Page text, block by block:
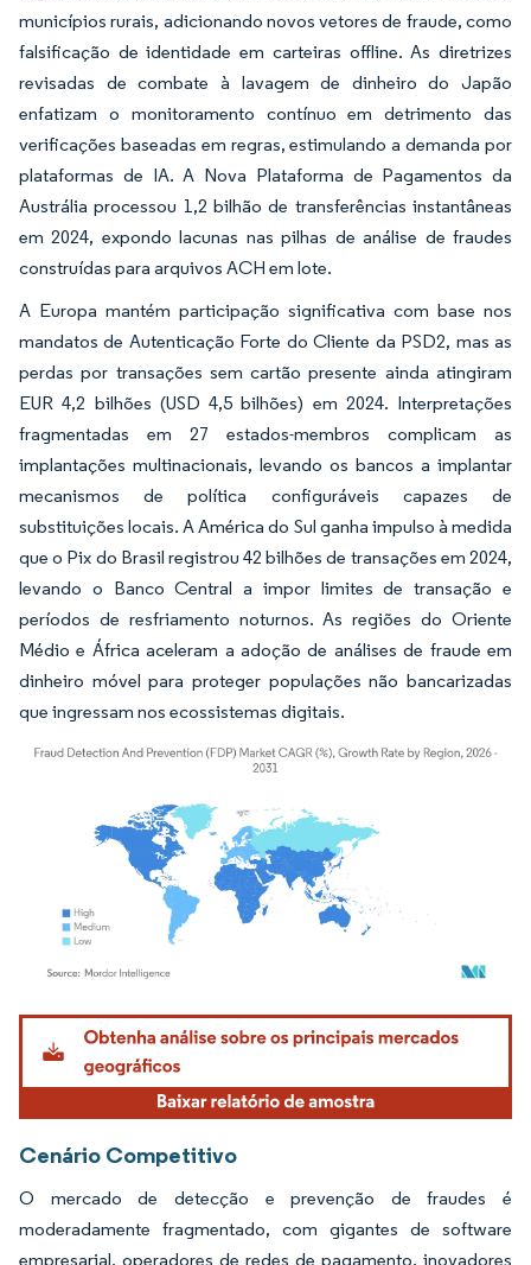
municípios rurais, adicionando novos vetores de fraude, como
falsificação de identidade em carteiras offline. As diretrizes
revisadas de combate à lavagem de dinheiro do Japão
enfatizam o monitoramento contínuo em detrimento das
verificações baseadas em regras, estimulando a demanda por
plataformas de IA. A Nova Plataforma de Pagamentos da
Austrália processou 1,2 bilhão de transferências instantâneas
em 2024, expondo lacunas nas pilhas de análise de fraudes
construídas para arquivos ACH em lote.
A Europa mantém participação significativa com base nos
mandatos de Autenticação Forte do Cliente da PSD2, mas as
perdas por transações sem cartão presente ainda atingiram
EUR 4,2 bilhões (USD 4,5 bilhões) em 2024. Interpretações
fragmentadas em 27 estados-membros complicam as
implantações multinacionais, levando os bancos a implantar
mecanismos de política configuráveis capazes de
substituições locais. A América do Sul ganha impulso à medida
que o Pix do Brasil registrou 42 bilhões de transações em 2024,
levando o Banco Central a impor limites de transação e
períodos de resfriamento noturnos. As regiões do Oriente
Médio e África aceleram a adoção de análises de fraude em
dinheiro móvel para proteger populações não bancarizadas
que ingressam nos ecossistemas digitais.
Imagem © Mordor Intelligence. O reuso requer atribuição conforme CC BY 4.0.
Cenário Competitivo
O mercado de detecção e prevenção de fraudes é
moderadamente fragmentado, com gigantes de software
empresarial, operadores de redes de pagamento, inovadores